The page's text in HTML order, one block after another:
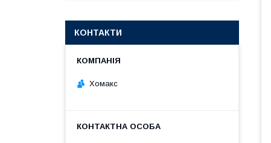
КОНТАКТИ
Хомакс